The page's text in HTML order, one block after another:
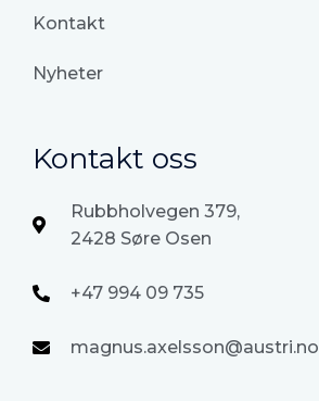
Kontakt
Nyheter
Kontakt oss
Rubbholvegen 379,
2428 Søre Osen
+47 994 09 735
magnus.axelsson@austri.no